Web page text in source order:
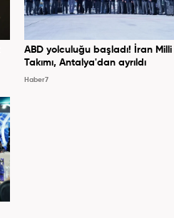
ABD yolculuğu başladı! İran Milli
Takımı, Antalya'dan ayrıldı
Haber7